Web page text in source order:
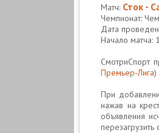
Матч: Сток -
Чемпионат:
Дата
Начало матча:
СмотриСпорт
Премьер-Лига)
При
нажав на
объявления
перезагрузить